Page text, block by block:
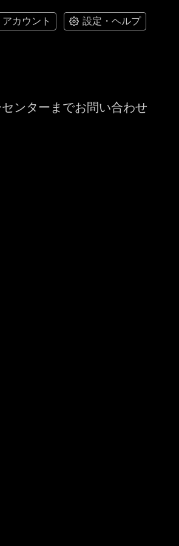
アカウント 設定・ヘルプ
ンターまでお問い合わせ